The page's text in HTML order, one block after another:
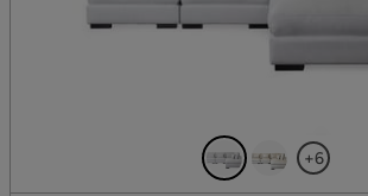
+6